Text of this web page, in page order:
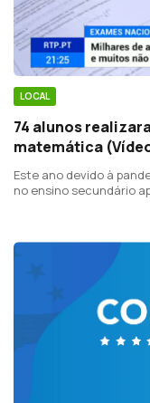
LOCAL
74 alunos
matemática
Este ano devido à
no ensino secundário